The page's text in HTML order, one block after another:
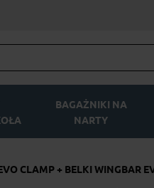
BAGAŻNIKI NA
NARTY
CLAMP + BELKI WINGBAR